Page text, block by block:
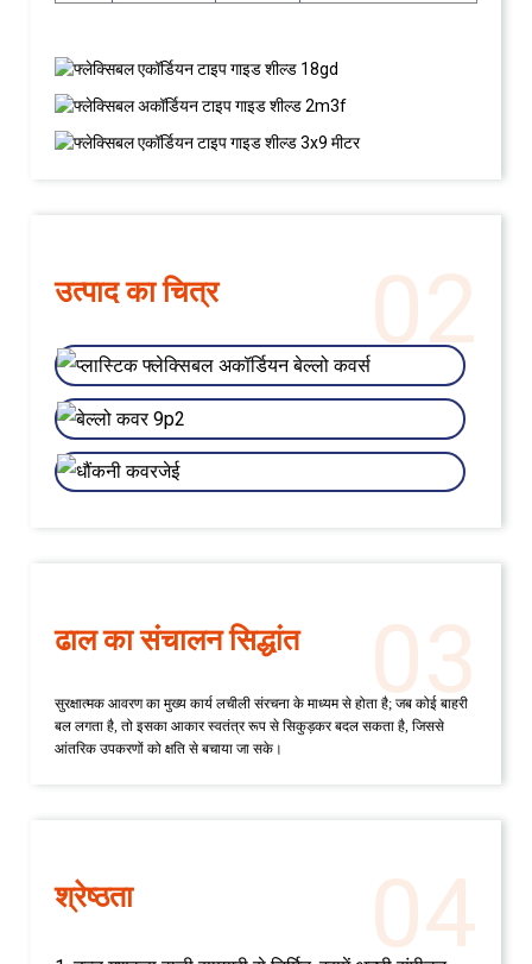
02
उत्पाद का चित्र
03
ढाल का संचालन सिद्धांत
सुरक्षात्मक आवरण का मुख्य कार्य लचीली संरचना के माध्यम से होता है; जब कोई बाहरी
बल लगता है, तो इसका आकार स्वतंत्र रूप से सिकुड़कर बदल सकता है, जिससे
आंतरिक उपकरणों को क्षति से बचाया जा सके।
04
श्रेष्ठता